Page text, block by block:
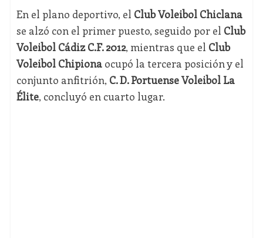
En el plano deportivo, el Club Voleibol Chiclana
se alzó con el primer puesto, seguido por el Club
Voleibol Cádiz C.F. 2012, mientras que el Club
Voleibol Chipionaocupó la tercera posición y el
conjunto anfitrión, C. D. Portuense Voleibol La
Élite, concluyó en cuarto lugar.